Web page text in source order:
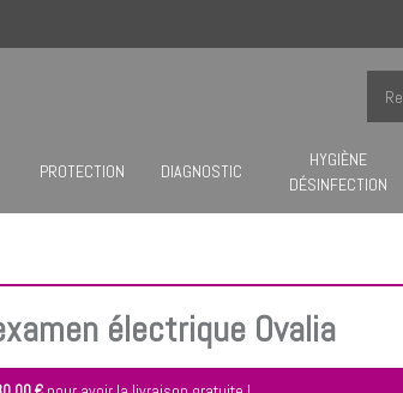
PROTECTION DIAGNOSTIC
HYGIÈNE
DÉSINFECTION
électrique Ovalia